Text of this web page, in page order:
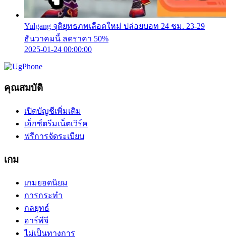
Yulgang จุติยุทธภพเลือดใหม่ ปล่อยบอท 24 ชม. 23-29
ธันวาคมนี้ ลดราคา 50%
2025-01-24 00:00:00
คุณสมบัติ
เปิดบัญชีเพิ่มเติม
เอ็กซ์ตรีมเน็ตเวิร์ค
ฟรีการจัดระเบียบ
เกม
เกมยอดนิยม
การกระทำ
กลยุทธ์
อาร์พีจี
ไม่เป็นทางการ